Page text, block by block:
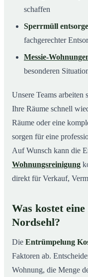
schaffen
Sperrmüll
fachgerechter
Messie-
besonderen
Unsere Teams
Ihre Räume schnell
Räume oder eine
sorgen für eine
Auf Wunsch kann die
Wohnungsreinigung
direkt für Verkauf,
Was kostet
Nordsehl?
Die Entrümpelung
Faktoren ab.
Wohnung, die Menge